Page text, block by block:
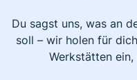
Du sagst uns, was an
soll – wir holen für
Werkstätten